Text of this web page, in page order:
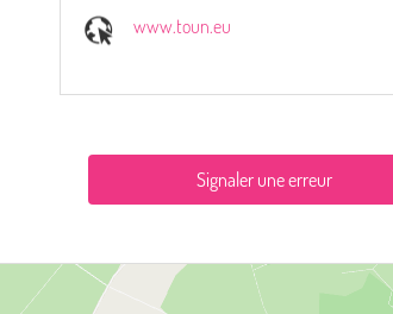
www.toun.eu
Signaler une erreur